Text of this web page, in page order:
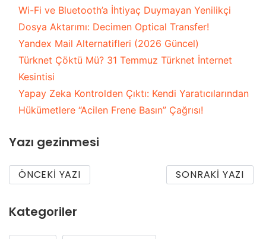
Wi-Fi ve Bluetooth’a İhtiyaç Duymayan Yenilikçi
Dosya Aktarımı: Decimen Optical Transfer!
Yandex Mail Alternatifleri (2026 Güncel)
Türknet Çöktü Mü? 31 Temmuz Türknet İnternet
Kesintisi
Yapay Zeka Kontrolden Çıktı: Kendi Yaratıcılarından
Hükümetlere “Acilen Frene Basın” Çağrısı!
Yazı gezinmesi
ÖNCEKI YAZI SONRAKI YAZI
Kategoriler